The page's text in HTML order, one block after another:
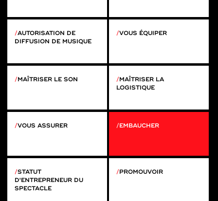
AUTORISATION DE
DIFFUSION DE MUSIQUE
VOUS ÉQUIPER
MAÎTRISER LE SON
MAÎTRISER LA
LOGISTIQUE
VOUS ASSURER EMBAUCHER
STATUT
D'ENTREPRENEUR DU
SPECTACLE
PROMOUVOIR